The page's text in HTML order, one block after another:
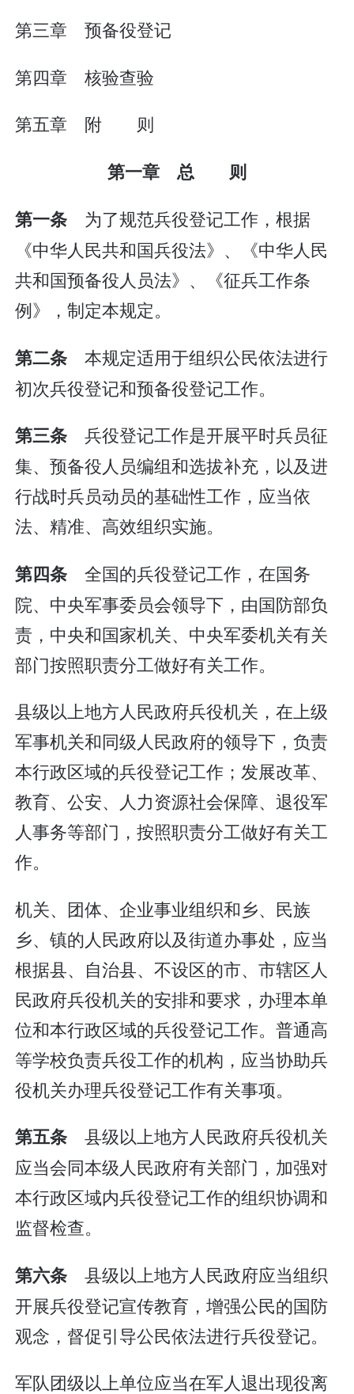
第三章 预备役登记
第四章 核验查验
第五章 附 则
第一章 总 则
第一条 为了规范兵役登记工作，根据
《中华人民共和国兵役法》、《中华人民
共和国预备役人员法》、《征兵工作条
例》，制定本规定。
第二条本规定适用于组织公民依法进行
初次兵役登记和预备役登记工作。
第三条兵役登记工作是开展平时兵员征
集、预备役人员编组和选拔补充，以及进
行战时兵员动员的基础性工作，应当依
法、精准、高效组织实施。
第四条全国的兵役登记工作，在国务
院、中央军事委员会领导下，由国防部负
责，中央和国家机关、中央军委机关有关
部门按照职责分工做好有关工作。
县级以上地方人民政府兵役机关，在上级
军事机关和同级人民政府的领导下，负责
本行政区域的兵役登记工作；发展改革、
教育、公安、人力资源社会保障、退役军
人事务等部门，按照职责分工做好有关工
作。
机关、团体、企业事业组织和乡、民族
乡、镇的人民政府以及街道办事处，应当
根据县、自治县、不设区的市、市辖区人
民政府兵役机关的安排和要求，办理本单
位和本行政区域的兵役登记工作。普通高
等学校负责兵役工作的机构，应当协助兵
役机关办理兵役登记工作有关事项。
第五条县级以上地方人民政府兵役机关
应当会同本级人民政府有关部门，加强对
本行政区域内兵役登记工作的组织协调和
监督检查。
第六条县级以上地方人民政府应当组织
开展兵役登记宣传教育，增强公民的国防
观念，督促引导公民依法进行兵役登记。
军队团级以上单位应当在军人退出现役离